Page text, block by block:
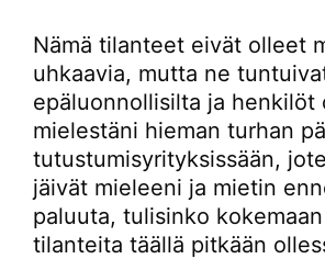
Nämä tilanteet eivät olleet
uhkaavia, mutta ne
epäluonnollisilta ja henkilöt
mielestäni hieman turhan
tutustumisyrityksissään,
jäivät mieleeni ja mietin
paluuta, tulisinko
tilanteita täällä pitkään